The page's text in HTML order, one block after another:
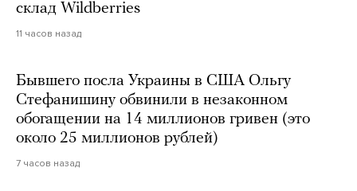
склад Wildberries
11 часов назад
Бывшего посла Украины в США Ольгу
Стефанишину обвинили в незаконном
обогащении на 14 миллионов гривен (это
около 25 миллионов рублей)
7 часов назад